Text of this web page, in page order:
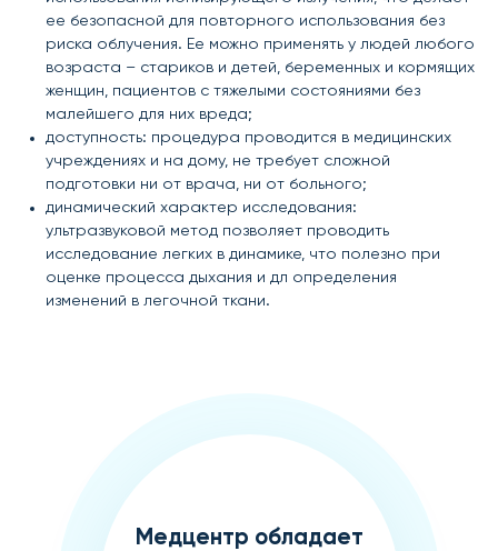
ее безопасной для повторного использования без
риска облучения. Ее можно применять у людей любого
возраста – стариков и детей, беременных и кормящих
женщин, пациентов с тяжелыми состояниями без
малейшего для них вреда;
доступность: процедура проводится в медицинских
учреждениях и на дому, не требует сложной
подготовки ни от врача, ни от больного;
динамический характер исследования:
ультразвуковой метод позволяет проводить
исследование легких в динамике, что полезно при
оценке процесса дыхания и дл определения
изменений в легочной ткани.
Медцентр обладает